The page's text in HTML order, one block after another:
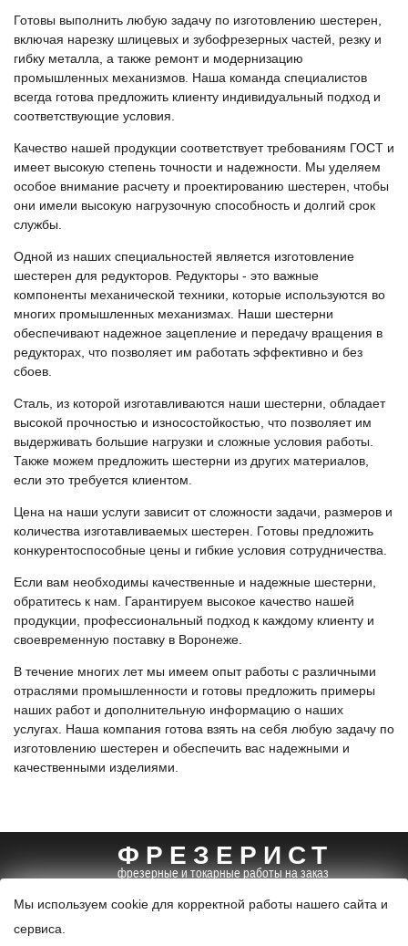
Готовы выполнить любую задачу по изготовлению шестерен,
включая нарезку шлицевых и зубофрезерных частей, резку и
гибку металла, а также ремонт и модернизацию
промышленных механизмов. Наша команда специалистов
всегда готова предложить клиенту индивидуальный подход и
соответствующие условия.
Качество нашей продукции соответствует требованиям ГОСТ и
имеет высокую степень точности и надежности. Мы уделяем
особое внимание расчету и проектированию шестерен, чтобы
они имели высокую нагрузочную способность и долгий срок
службы.
Одной из наших специальностей является изготовление
шестерен для редукторов. Редукторы - это важные
компоненты механической техники, которые используются во
многих промышленных механизмах. Наши шестерни
обеспечивают надежное зацепление и передачу вращения в
редукторах, что позволяет им работать эффективно и без
сбоев.
Сталь, из которой изготавливаются наши шестерни, обладает
высокой прочностью и износостойкостью, что позволяет им
выдерживать большие нагрузки и сложные условия работы.
Также можем предложить шестерни из других материалов,
если это требуется клиентом.
Цена на наши услуги зависит от сложности задачи, размеров и
количества изготавливаемых шестерен. Готовы предложить
конкурентоспособные цены и гибкие условия сотрудничества.
Если вам необходимы качественные и надежные шестерни,
обратитесь к нам. Гарантируем высокое качество нашей
продукции, профессиональный подход к каждому клиенту и
своевременную поставку в Воронеже.
В течение многих лет мы имеем опыт работы с различными
отраслями промышленности и готовы предложить примеры
наших работ и дополнительную информацию о наших
услугах. Наша компания готова взять на себя любую задачу по
изготовлению шестерен и обеспечить вас надежными и
качественными изделиями.
ФРЕЗЕРИСТ
фрезерные и токарные работы на заказ
Мы используем cookie для корректной работы нашего сайта и
сервиса.